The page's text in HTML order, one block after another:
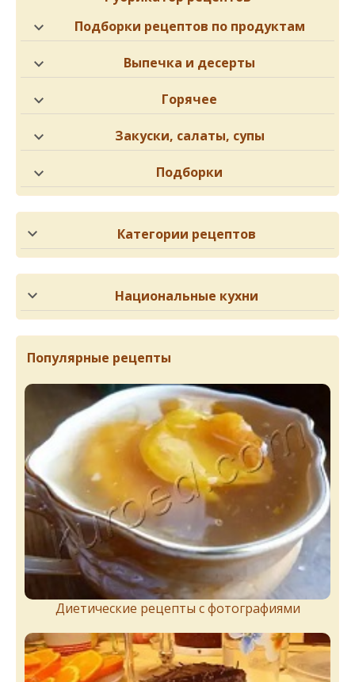
Подборки рецептов по продуктам
Выпечка и десерты
Горячее
Закуски, салаты, супы
Подборки
Категории рецептов
Национальные кухни
Популярные рецепты
Диетические рецепты с фотографиями